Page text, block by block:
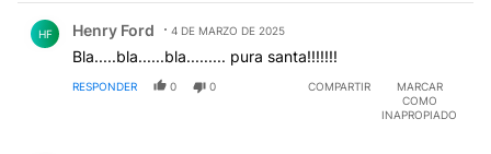
HF Henry Ford 4 DE MARZO DE 2025
Bla.....bla......bla......... pura santa!!!!!!!
RESPONDER 0 0 COMPARTIR
MARCAR
COMO
INAPROPIADO